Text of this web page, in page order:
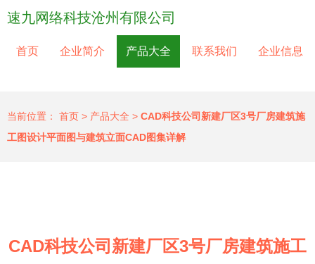
速九网络科技沧州有限公司
首页 企业简介 产品大全 联系我们 企业信息
当前位置： 首页 > 产品大全 > CAD科技公司新建厂区3号厂房建筑施
工图设计平面图与建筑立面CAD图集详解
CAD科技公司新建厂区3号厂房建筑施工